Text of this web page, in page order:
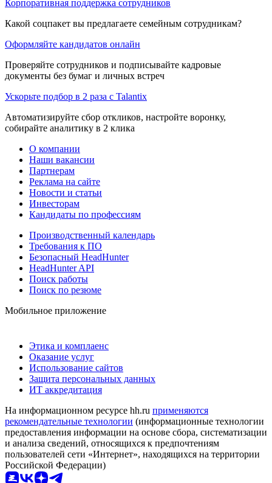
Корпоративная поддержка сотрудников
Какой соцпакет вы предлагаете семейным сотрудникам?
Оформляйте кандидатов онлайн
Проверяйте сотрудников и подписывайте кадровые
документы без бумаг и личных встреч
Ускорьте подбор в 2 раза с Talantix
Автоматизируйте сбор откликов, настройте воронку,
собирайте аналитику в 2 клика
О компании
Наши вакансии
Партнерам
Реклама на сайте
Новости и статьи
Инвесторам
Кандидаты по профессиям
Производственный календарь
Требования к ПО
Безопасный HeadHunter
HeadHunter API
Поиск работы
Поиск по резюме
Мобильное приложение
Этика и комплаенс
Оказание услуг
Использование сайтов
Защита персональных данных
ИТ аккредитация
На информационном ресурсе hh.ru применяются
рекомендательные технологии (информационные технологии
предоставления информации на основе сбора, систематизации
и анализа сведений, относящихся к предпочтениям
пользователей сети «Интернет», находящихся на территории
Российской Федерации)